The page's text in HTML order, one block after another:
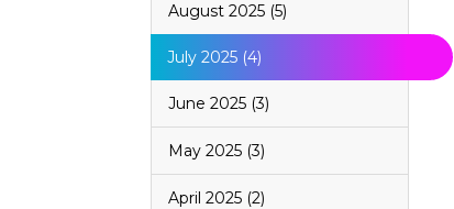
August 2025 (5)
July 2025 (4)
June 2025 (3)
May 2025 (3)
April 2025 (2)